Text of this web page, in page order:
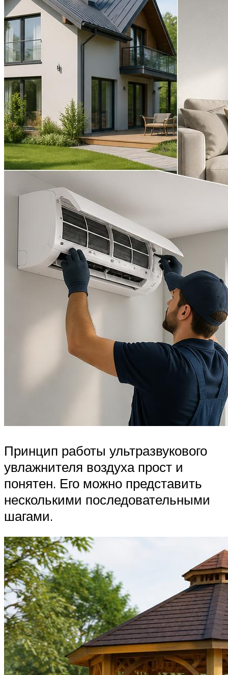
Принцип работы ультразвукового
увлажнителя воздуха прост и
понятен. Его можно представить
несколькими последовательными
шагами.